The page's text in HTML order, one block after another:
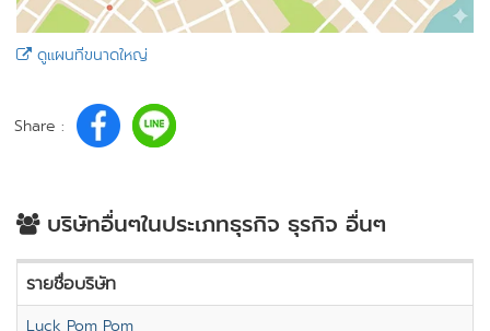
ดูแผนที่ขนาดใหญ่
Share :
บริษัทอื่นๆในประเภทธุรกิจ ธุรกิจ อื่นๆ
รายชื่อบริษัท
Luck Pom Pom